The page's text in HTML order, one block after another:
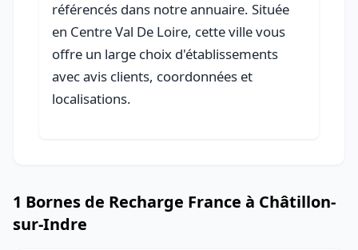
référencés dans notre annuaire. Située
en Centre Val De Loire, cette ville vous
offre un large choix d'établissements
avec avis clients, coordonnées et
localisations.
1 Bornes de Recharge France à Châtillon-
sur-Indre